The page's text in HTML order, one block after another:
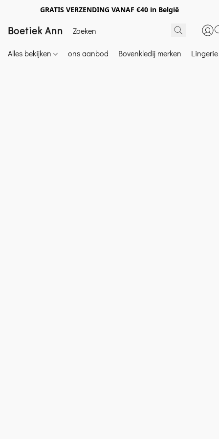
GRATIS VERZENDING VANAF €40 in België
Boetiek Ann
Alles bekijken ons aanbod Bovenkledij merken